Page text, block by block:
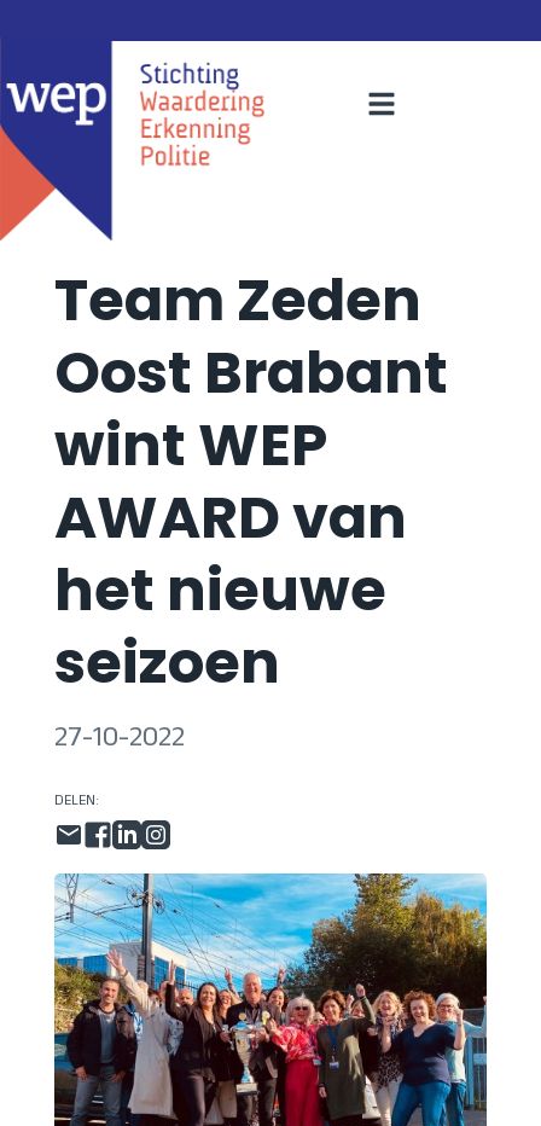
Team Zeden
Oost Brabant
wint WEP
AWARD van
het nieuwe
seizoen
27-10-2022
DELEN: